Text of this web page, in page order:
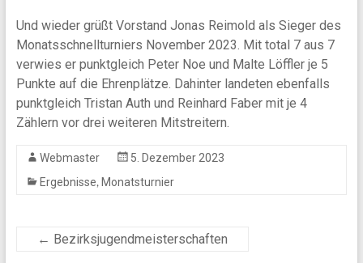
Und wieder grüßt Vorstand Jonas Reimold als Sieger des
Monatsschnellturniers November 2023. Mit total 7 aus 7
verwies er punktgleich Peter Noe und Malte Löffler je 5
Punkte auf die Ehrenplätze. Dahinter landeten ebenfalls
punktgleich Tristan Auth und Reinhard Faber mit je 4
Zählern vor drei weiteren Mitstreitern.
Webmaster
5. Dezember 2023
Ergebnisse, Monatsturnier
← Bezirksjugendmeisterschaften